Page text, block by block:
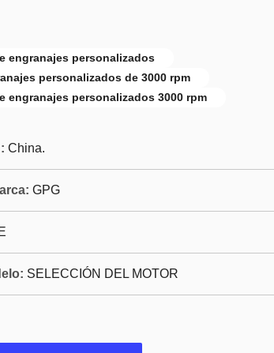
engranajes personalizados
personalizados de 3000 rpm
engranajes personalizados 3000 rpm
China.
GPG
SELECCIÓN DEL MOTOR